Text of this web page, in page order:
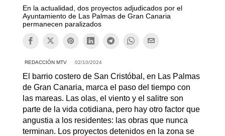
En la actualidad, dos proyectos adjudicados por el
Ayuntamiento de Las Palmas de Gran Canaria
permanecen paralizados
REDACCIÓN MTV 02/10/2024
El barrio costero de San Cristóbal, en Las Palmas
de Gran Canaria, marca el paso del tiempo con
las mareas. Las olas, el viento y el salitre son
parte de la vida cotidiana, pero hay otro factor que
angustia a los residentes: las obras que nunca
terminan. Los proyectos detenidos en la zona se